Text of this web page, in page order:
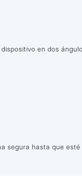
en dos
segura hasta que esté